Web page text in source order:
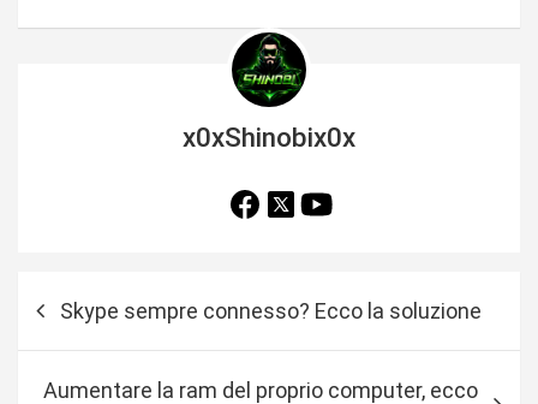
x0xShinobix0x
Skype sempre connesso? Ecco la soluzione
Aumentare la ram del proprio computer, ecco